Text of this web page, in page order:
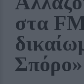
στα
Σπόρο»